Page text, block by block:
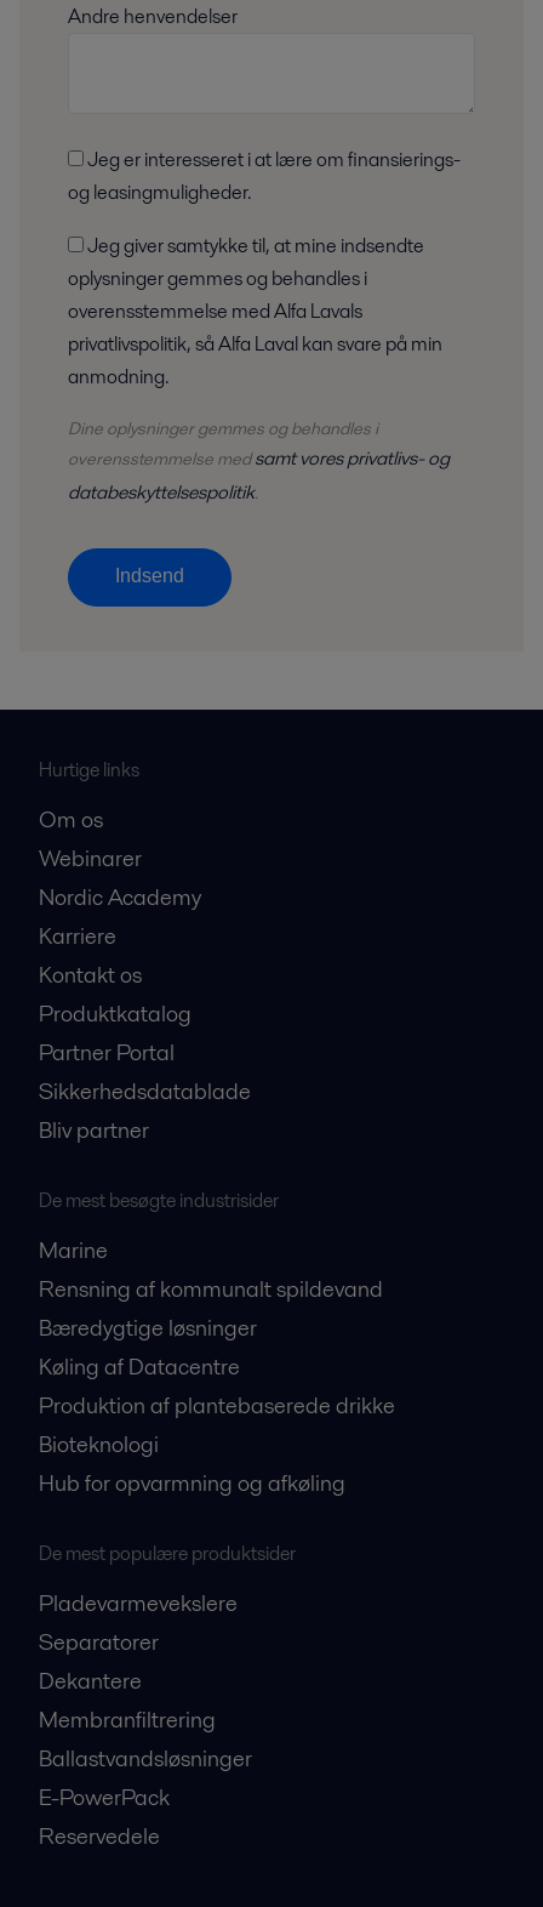
Andre henvendelser
og leasingmuligheder.
oplysninger gemmes og behandles i
overensstemmelse med Alfa Lavals
privatlivspolitik, så Alfa Laval kan svare på min
anmodning.
Dine oplysninger gemmes og behandles i
overensstemmelse medsamt vores privatlivs- og
databeskyttelsespolitik.
Indsend
Hurtige links
Om os
Webinarer
Nordic Academy
Karriere
Kontakt os
Produktkatalog
Partner Portal
Sikkerhedsdatablade
Bliv partner
De mest besøgte industrisider
Marine
Rensning af kommunalt spildevand
Bæredygtige løsninger
Køling af Datacentre
Produktion af plantebaserede drikke
Bioteknologi
Hub for opvarmning og afkøling
De mest populære produktsider
Pladevarmevekslere
Separatorer
Dekantere
Membranfiltrering
Ballastvandsløsninger
E-PowerPack
Reservedele